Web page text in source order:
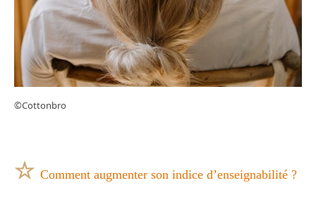
©Cottonbro
☆ Comment augmenter son indice d’enseignabilité ?